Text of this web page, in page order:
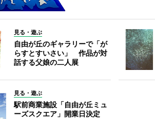
見る・遊ぶ
自由が丘のギャラリーで「が
らすとすいさい」 作品が対
話する父娘の二人展
見る・遊ぶ
駅前商業施設「自由が丘ミュ
ーズスクエア」開業日決定